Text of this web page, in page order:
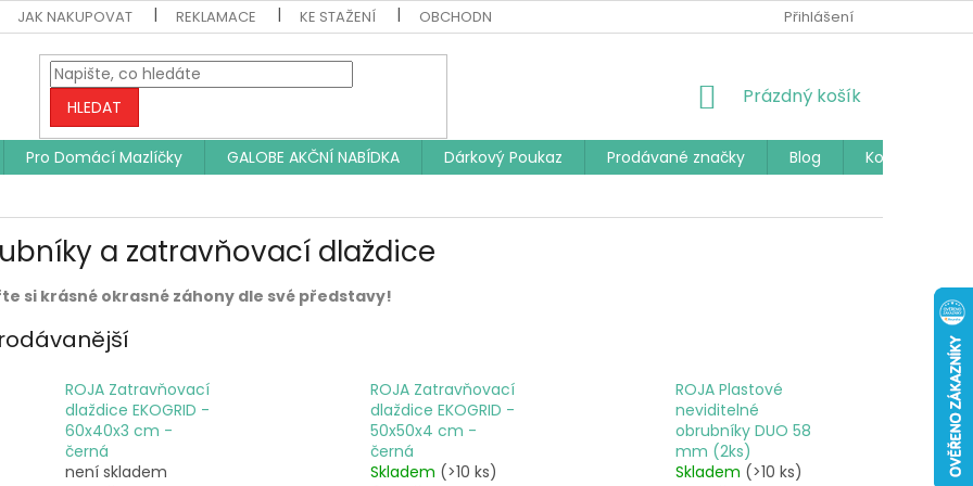
JAK NAKUPOVAT REKLAMACE KE STAŽENÍ OBCHODNÍ PODMÍNKY PODMÍNKY OCHRANY OSOBNÍCH ÚDAJŮ
Přihlášení
HLEDAT
NÁKUPNÍ
Prázdný košík
Pro Domácí Mazlíčky GALOBE AKČNÍ NABÍDKA Dárkový Poukaz Prodávané značky Blog
Kontakty
a zatravňovací dlaždice
si krásné okrasné záhony dle své představy!
ROJA Zatravňovací
dlaždice EKOGRID -
60x40x3 cm -
černá
není skladem
ROJA Zatravňovací
dlaždice EKOGRID -
50x50x4 cm -
černá
Skladem (>10 ks)
ROJA Plastové
neviditelné
obrubníky DUO 58
mm (2ks)
Skladem (>10 ks)